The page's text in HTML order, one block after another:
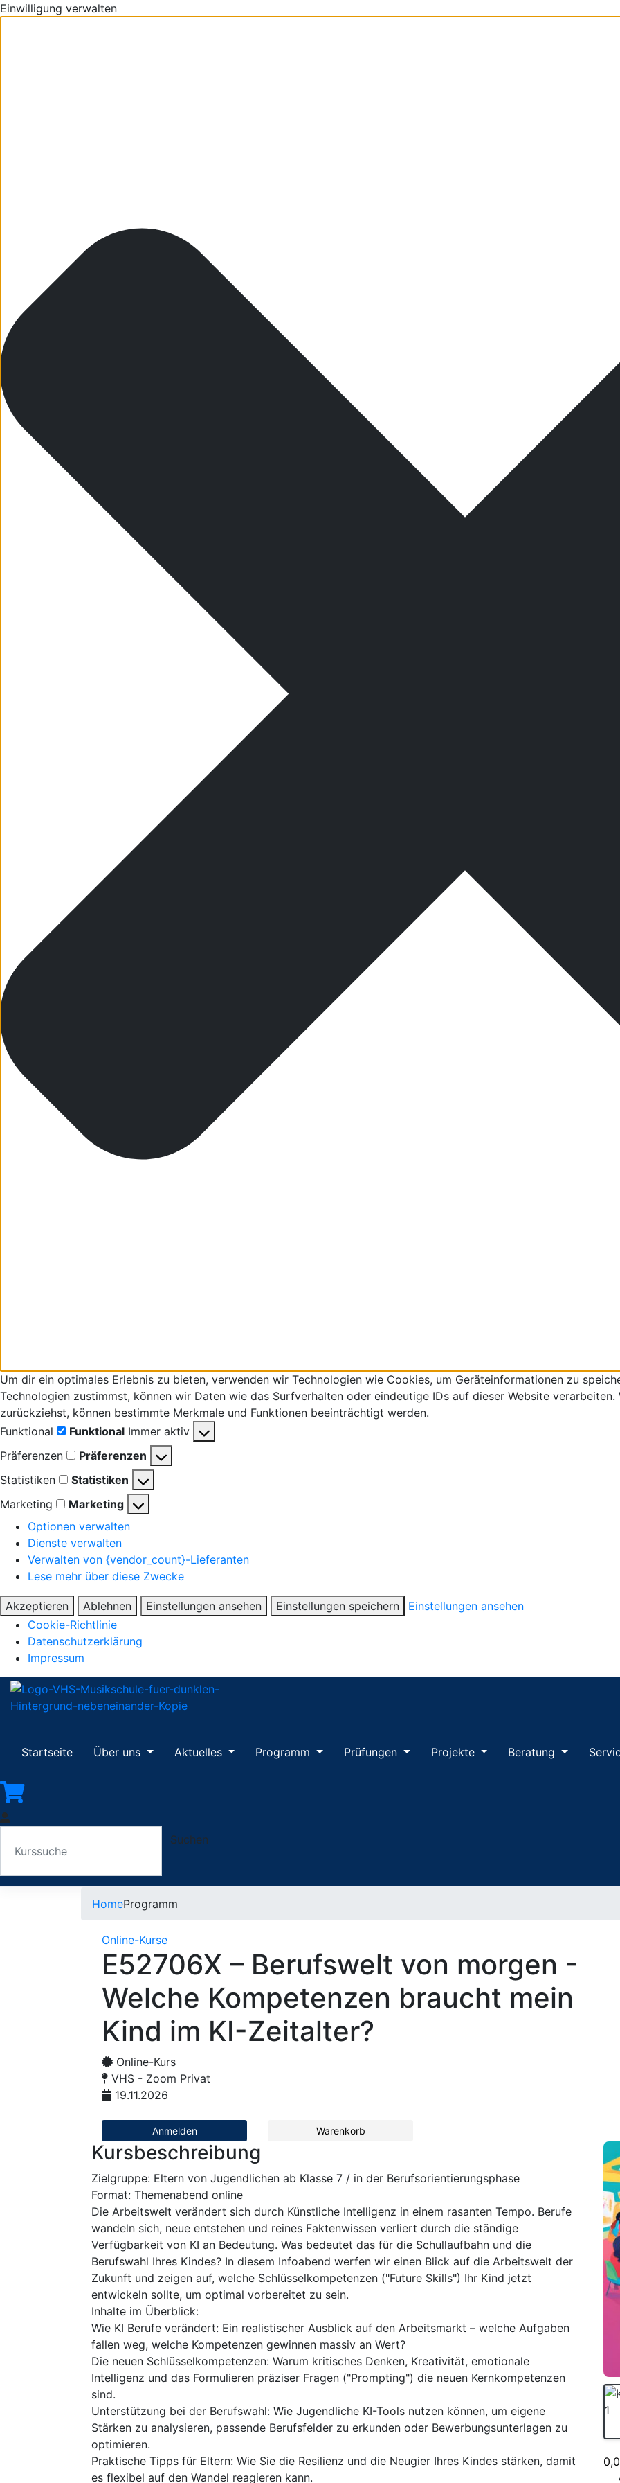
Einwilligung verwalten
Um dir ein optimales Erlebnis zu bieten, verwenden wir Technologien wie Cookies, um Geräteinformationen zu
Technologien zustimmst, können wir Daten wie das Surfverhalten oder eindeutige IDs auf dieser Website
zurückziehst, können bestimmte Merkmale und Funktionen beeinträchtigt werden.
Funktional
Funktional Immer aktiv
Präferenzen
Präferenzen
Statistiken
Statistiken
Marketing
Marketing
Optionen verwalten
Dienste verwalten
Verwalten von {vendor_count}-Lieferanten
Lese mehr über diese Zwecke
Akzeptieren Ablehnen Einstellungen ansehen Einstellungen speichern
Einstellungen ansehen
Cookie-Richtlinie
Datenschutzerklärung
Impressum
Startseite Über uns Aktuelles Programm Prüfungen Projekte Beratung
Suchen
HomeProgramm
Online-Kurse
E52706X – Berufswelt von morgen -
Welche Kompetenzen braucht mein
Kind im KI-Zeitalter?
Online-Kurs
VHS - Zoom Privat
19.11.2026
Anmelden Warenkorb
Kursbeschreibung
Zielgruppe: Eltern von Jugendlichen ab Klasse 7 / in der Berufsorientierungsphase
Format: Themenabend online
Die Arbeitswelt verändert sich durch Künstliche Intelligenz in einem rasanten Tempo. Berufe
wandeln sich, neue entstehen und reines Faktenwissen verliert durch die ständige
Verfügbarkeit von KI an Bedeutung. Was bedeutet das für die Schullaufbahn und die
Berufswahl Ihres Kindes? In diesem Infoabend werfen wir einen Blick auf die Arbeitswelt der
Zukunft und zeigen auf, welche Schlüsselkompetenzen ("Future Skills") Ihr Kind jetzt
entwickeln sollte, um optimal vorbereitet zu sein.
Inhalte im Überblick:
Wie KI Berufe verändert: Ein realistischer Ausblick auf den Arbeitsmarkt – welche Aufgaben
fallen weg, welche Kompetenzen gewinnen massiv an Wert?
Die neuen Schlüsselkompetenzen: Warum kritisches Denken, Kreativität, emotionale
Intelligenz und das Formulieren präziser Fragen ("Prompting") die neuen Kernkompetenzen
sind.
Unterstützung bei der Berufswahl: Wie Jugendliche KI-Tools nutzen können, um eigene
Stärken zu analysieren, passende Berufsfelder zu erkunden oder Bewerbungsunterlagen zu
optimieren.
Praktische Tipps für Eltern: Wie Sie die Resilienz und die Neugier Ihres Kindes stärken, damit
es flexibel auf den Wandel reagieren kann.